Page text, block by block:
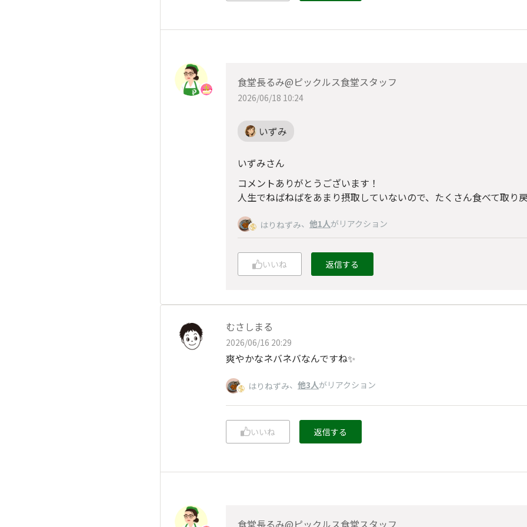
食堂長るみ@ピックルス食堂スタッフ
2026/06/18 10:24
いずみ
いずみさん
コメントありがとうございます！
人生でねばねばをあまり摂取していないので、たくさん食べて取り
はりねずみ、 他1人がリアクション
いいね 返信する
むさしまる
2026/06/16 20:29
爽やかなネバネバなんですね✨️
はりねずみ、 他3人がリアクション
いいね 返信する
食堂長るみ@ピックルス食堂スタッフ